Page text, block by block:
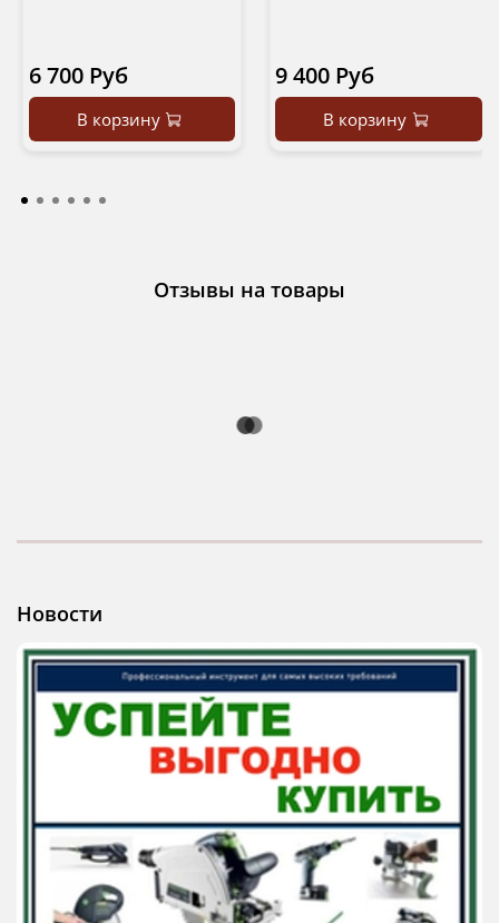
6 700 Руб
В корзину
9 400 Руб
В корзину
Отзывы на товары
Новости